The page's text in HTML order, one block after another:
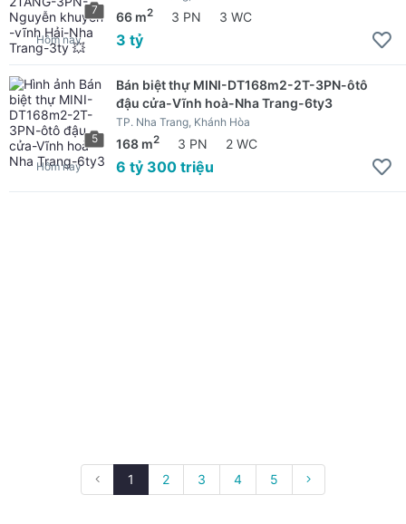
7 66 m2 3 PN 3 WC
3 tỷ
Hôm nay
5
Bán biệt thự MINI-DT168m2-2T-3PN-ôtô
đậu cửa-Vĩnh hoà-Nha Trang-6ty3
TP. Nha Trang, Khánh Hòa
168 m2 3 PN 2 WC
6 tỷ 300 triệu
Hôm nay
1 2 3 4 5